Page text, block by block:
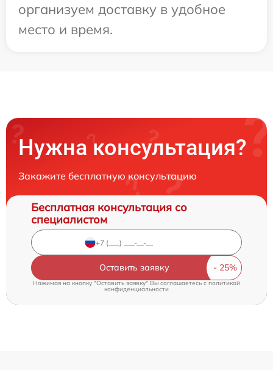
организуем доставку в удобное
место и время.
Нужна консультация?
Закажите бесплатную консультацию
Бесплатная консультация со
специалистом
Оставить заявку
Нажимая на кнопку "Оставить заявку" Вы соглашаетесь cполитикой
конфиденциальности